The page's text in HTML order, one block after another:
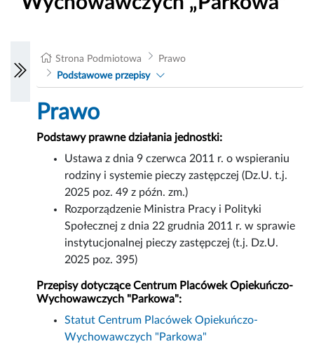
Strona Podmiotowa
Prawo
Podstawowe przepisy
Prawo
Podstawy prawne działania jednostki:
Ustawa z dnia 9 czerwca 2011 r. o wspieraniu
rodziny i systemie pieczy zastępczej (Dz.U. t.j.
2025 poz. 49 z późn. zm.)
Rozporządzenie Ministra Pracy i Polityki
Społecznej z dnia 22 grudnia 2011 r. w sprawie
instytucjonalnej pieczy zastępczej (t.j. Dz.U.
2025 poz. 395)
Przepisy dotyczące Centrum Placówek Opiekuńczo-
Wychowawczych "Parkowa":
Statut Centrum Placówek Opiekuńczo-
Wychowawczych "Parkowa"